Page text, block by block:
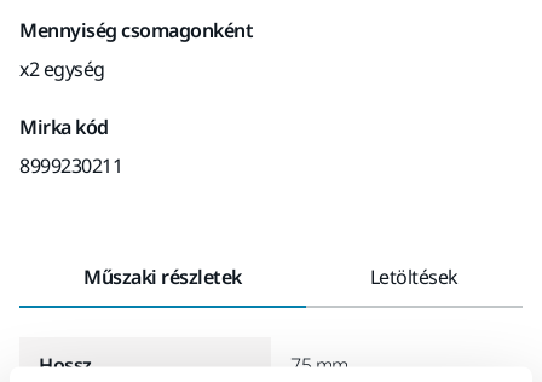
Mennyiség csomagonként
x2 egység
Mirka kód
8999230211
Műszaki részletek Letöltések
Hossz 75 mm